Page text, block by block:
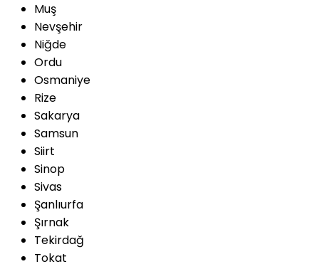
Muş
Nevşehir
Niğde
Ordu
Osmaniye
Rize
Sakarya
Samsun
Siirt
Sinop
Sivas
Şanlıurfa
Şırnak
Tekirdağ
Tokat